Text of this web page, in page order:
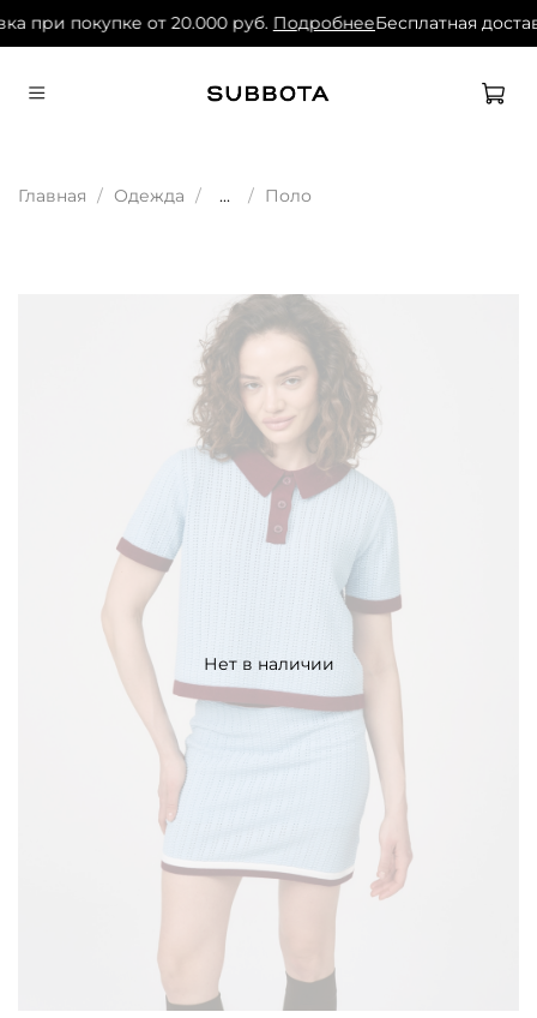
при покупке от 20.000 руб.ПодробнееБесплатная
Главная Одежда ... Поло
Нет в наличии